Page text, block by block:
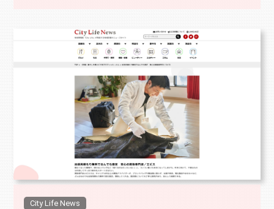
City Life News